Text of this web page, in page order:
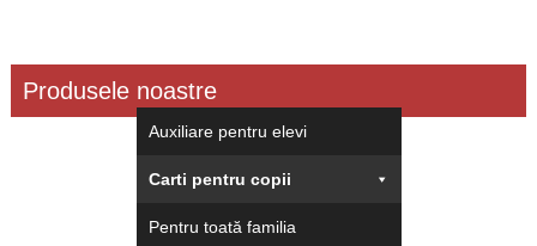
Produsele noastre
Auxiliare pentru elevi
Carti pentru copii
Pentru toată familia